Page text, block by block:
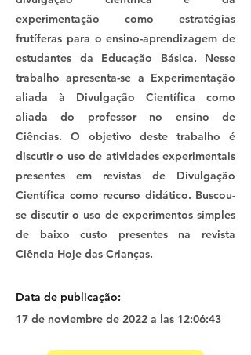
experimentação como estratégias
frutíferas para o ensino-aprendizagem de
estudantes da Educação Básica. Nesse
trabalho apresenta-se a Experimentação
aliada à Divulgação Científica como
aliada do professor no ensino de
Ciências. O objetivo deste trabalho é
discutir o uso de atividades experimentais
presentes em revistas de Divulgação
Científica como recurso didático. Buscou-
se discutir o uso de experimentos simples
de baixo custo presentes na revista
Ciência Hoje das Crianças.
Data de publicação:
17 de noviembre de 2022 a las 12:06:43